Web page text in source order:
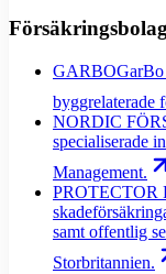
GARBOGarBo
byggrelaterade
NORDIC
specialiserade
Management.
PROTECTOR
samt offentlig
Storbritannien.